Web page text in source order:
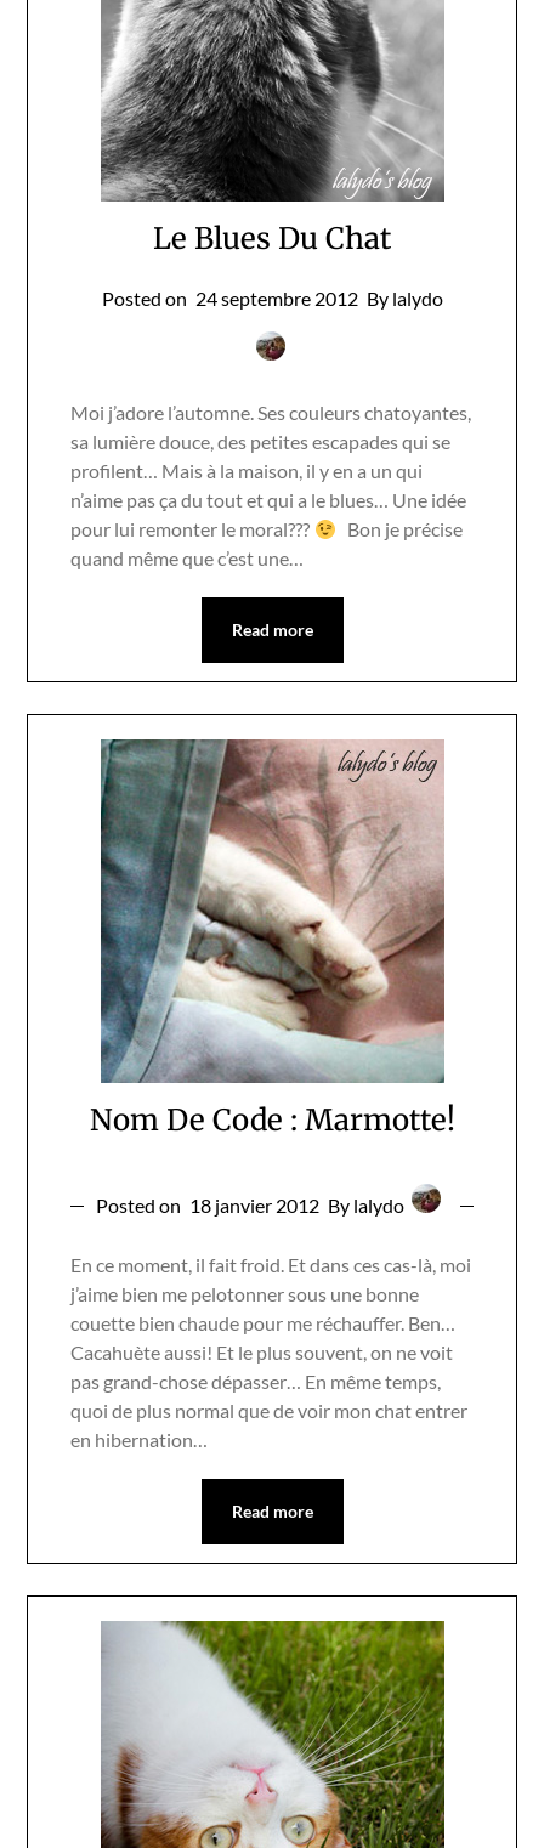
Le Blues Du Chat
Posted on 24 septembre 2012 By lalydo
Moi j’adore l’automne. Ses couleurs chatoyantes,
sa lumière douce, des petites escapades qui se
profilent… Mais à la maison, il y en a un qui
n’aime pas ça du tout et qui a le blues… Une idée
pour lui remonter le moral???
Bon je précise
quand même que c’est une…
Read more
Nom De Code : Marmotte!
Posted on 18 janvier 2012 By lalydo
En ce moment, il fait froid. Et dans ces cas-là, moi
j’aime bien me pelotonner sous une bonne
couette bien chaude pour me réchauffer. Ben…
Cacahuète aussi! Et le plus souvent, on ne voit
pas grand-chose dépasser… En même temps,
quoi de plus normal que de voir mon chat entrer
en hibernation…
Read more